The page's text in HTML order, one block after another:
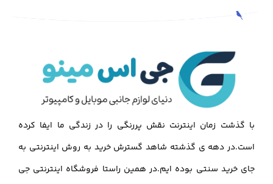
با گذشت زمان اینترنت نقش پررنگی را در زندگی ما ایفا کرده
است.در دهه ی گذشته شاهد گسترش خرید به روش اینترنتی به
جای خرید سنتی بوده ایم.در همین راستا فروشگاه اینترنتی جی